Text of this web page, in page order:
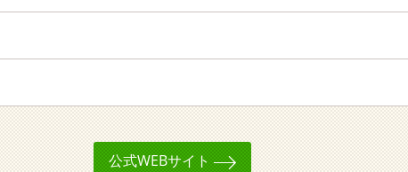
公式WEBサイト